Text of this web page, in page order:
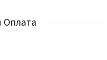
Оплата